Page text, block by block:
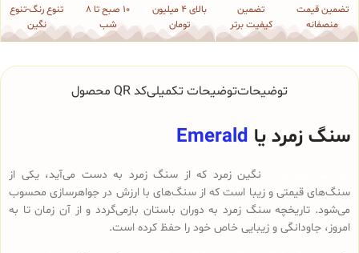
تضمین قیمت
منصفانه
تضمین
کیفیت برتر
بالای 4 میلیون
تومان
10 صبح تا 8
شب
تنوع رنگ-تنوع
نگین
توضیحاتتوضیحات تکمیلیکد QR محصول
سنگ زمرد یا Emerald
نگین زمرد که از سنگ زمرد به دست می‌آید، یکی از
سنگ‌های قیمتی و زیبا است که از سنگ‌های با ارزش در جواهرسازی محسوب
می‌شود. تاریخچه سنگ زمرد به دوران باستان بازمی‌گردد و از آن زمان تا به
امروز، جاودانگی و زیبایی خاص خود را حفظ کرده است.